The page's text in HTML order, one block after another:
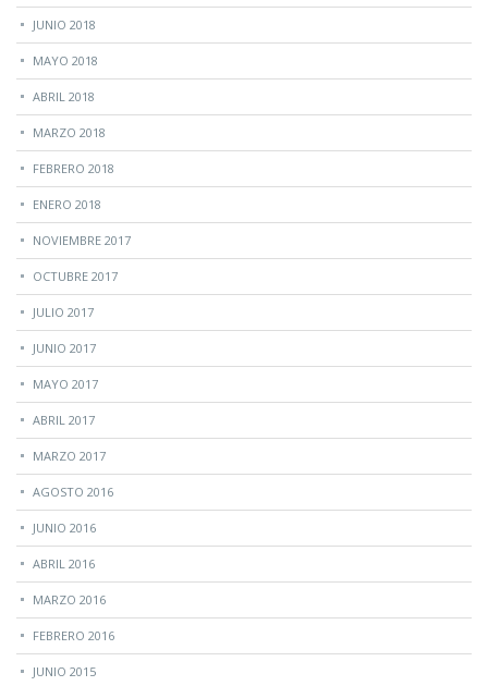
JUNIO 2018
MAYO 2018
ABRIL 2018
MARZO 2018
FEBRERO 2018
ENERO 2018
NOVIEMBRE 2017
OCTUBRE 2017
JULIO 2017
JUNIO 2017
MAYO 2017
ABRIL 2017
MARZO 2017
AGOSTO 2016
JUNIO 2016
ABRIL 2016
MARZO 2016
FEBRERO 2016
JUNIO 2015